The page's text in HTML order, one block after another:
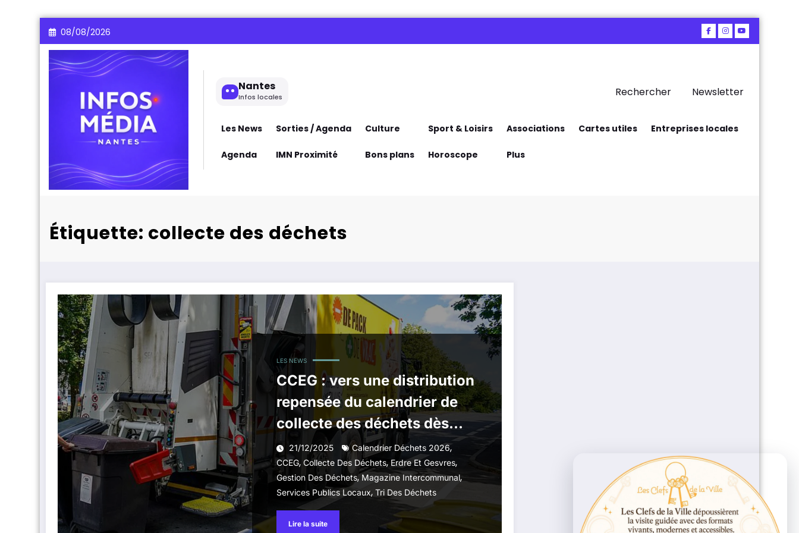
Aller
au
contenu
08/08/2026
Nantes
Infos locales Rechercher Newsletter
Les News Sorties / Agenda Culture Sport & Loisirs Associations Cartes utiles Entreprises locales
Agenda IMN Proximité Bons plans Horoscope Plus
Étiquette: collecte des déchets
LES NEWS
CCEG : vers une distribution
repensée du calendrier de
collecte des déchets dès
2026
21/12/2025 Calendrier Déchets 2026,
CCEG, Collecte Des Déchets, Erdre Et Gesvres,
Gestion Des Déchets,Magazine Intercommunal,
Services Publics Locaux, Tri Des Déchets
Lire la suite